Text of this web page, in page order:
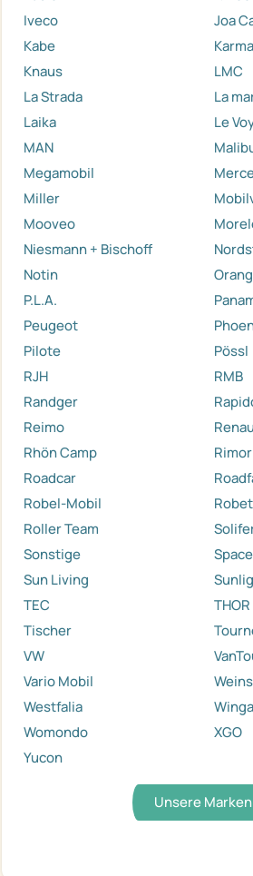
Iveco
Joa
Kabe
Knaus
LMC
La Strada
La
Laika
Le
MAN
Megamobil
Miller
Mooveo
Niesmann + Bischoff
Notin
P.L.A.
Peugeot
Pilote
Pössl
RJH
RMB
Randger
Reimo
Rhön Camp
Rimor
Roadcar
Robel-Mobil
Roller Team
Sonstige
Sun Living
TEC
Tischer
VW
Vario Mobil
Westfalia
Womondo
XGO
Yucon
Unsere Marken